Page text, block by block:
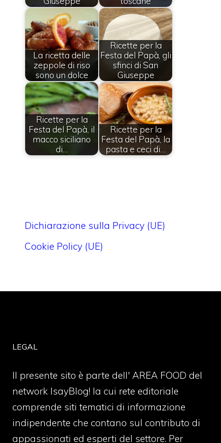
La ricetta delle
zeppole di riso
sono un dolce
Ricette per la
Festa del Papà, gli
sfinci di San
Giuseppe
Ricette per la
Festa del Papà, il
macco siciliano
di…
Ricette per la
Festa del Papà, la
pasta e ceci di…
Dichiarazione sulla Privacy (UE)
Cookie Policy (UE)
LEGAL
Il presente sito è parte dell' AREA FOOD del
network IsayBlog! la cui rete editoriale
comprende siti tematici di informazione
indipendente che contano sul contributo di
appassionati ed esperti del settore. Per